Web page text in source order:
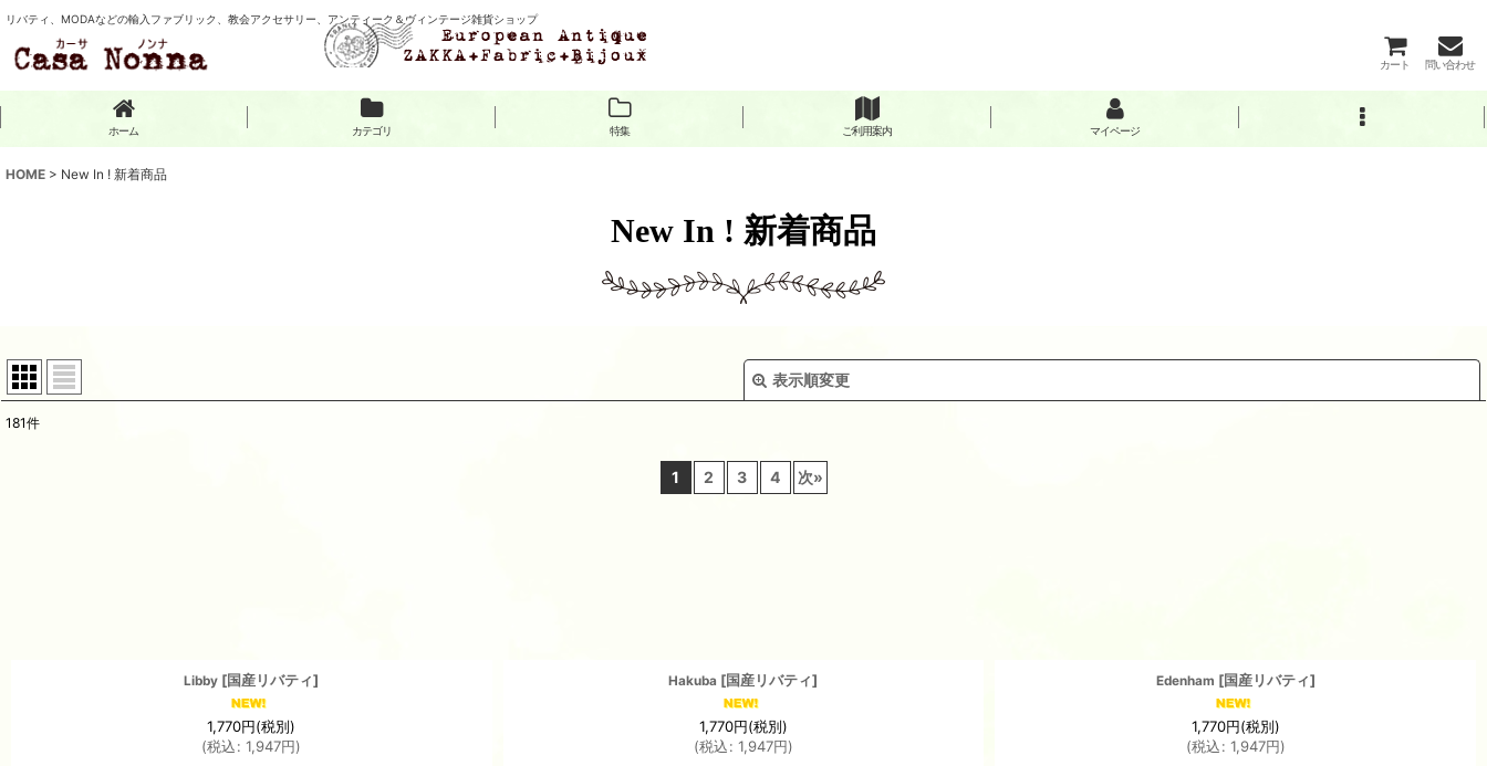
リバティ、MODAなどの輸入ファブリック、教会アクセサリー、アンティーク＆ヴィンテージ雑貨ショップ
カート 問い合わせ
ホーム カテゴリ 特集 ご利用案内 マイページ
HOME > New In ! 新着商品
New In ! 新着商品
表示順変更
181件
1 2 3 4 次»
Libby [国産リバティ]
1,770円(税別)
(税込: 1,947円)
Hakuba [国産リバティ]
1,770円(税別)
(税込: 1,947円)
Edenham [国産リバティ]
1,770円(税別)
(税込: 1,947円)